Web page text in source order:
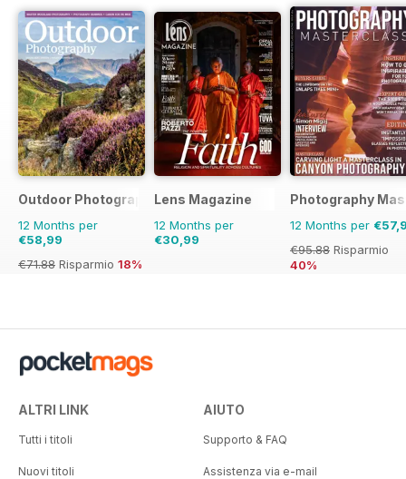
Outdoor Photography
12 Months per
€58,99
€71.88 Risparmio 18%
Lens Magazine
12 Months per
€30,99
Photography
12 Months per
€95.88 Risparmio
40%
ALTRI LINK
Tutti i titoli
Nuovi titoli
AIUTO
Supporto & FAQ
Assistenza via e-mail